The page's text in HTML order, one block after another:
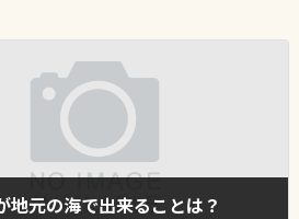
地元の海で出来ることは？